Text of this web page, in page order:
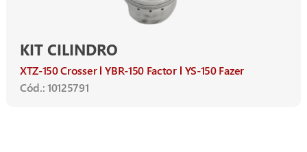
KIT CILINDRO
XTZ-150 Crosser YBR-150 Factor YS-150 Fazer
Cód.: 10125791